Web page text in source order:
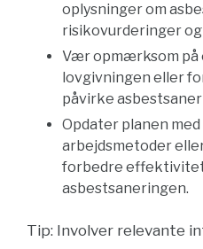
oplysninger om
risikovurderinger
Vær opmærksom
lovgivningen eller
påvirke
Opdater planen
arbejdsmetoder
forbedre
asbestsaneringen.
Tip: Involver relevante